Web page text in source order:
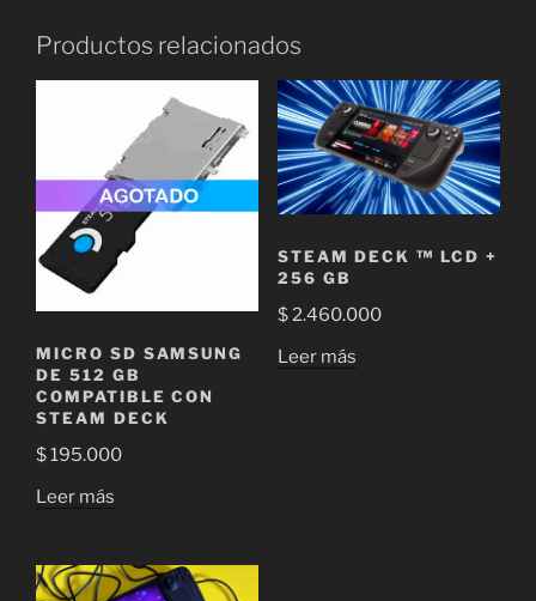
Productos relacionados
MICRO SD SAMSUNG
DE 512 GB
COMPATIBLE CON
STEAM DECK
$195.000
Leer más
STEAM DECK ™ LCD +
256 GB
$2.460.000
Leer más